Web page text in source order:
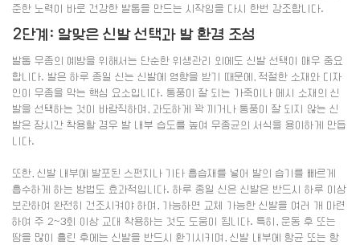
준한 노력이 바로 건강한 발톱을 만드는 시작임을 다시 한번 강조합니다.
2단계: 알맞은 신발 선택과 발 환경 조성
발톱 무좀의 예방을 위해서는 단순한 위생관리 외에도 신발 선택이 매우 중요
합니다. 발은 하루 종일 신는 신발에 영향을 받기 때문에, 적절한 소재와 디자
인이 무좀을 막는 핵심 요소입니다. 통풍이 잘 되는 가죽이나 메시 소재의 신
발을 선택하는 것이 바람직하며, 과도하게 꽉 끼거나 통풍이 잘 되지 않는 신
발은 장시간 착용할 경우 발 내부 습도를 높여 무좀균의 서식을 용이하게 만듭
니다.
또한, 신발 내부에 발포된 스펀지나 기타 흡습재를 넣어 발의 습기를 빠르게
흡수하게 하는 방법도 효과적입니다. 하루 종일 신은 신발은 반드시 하루 이상
보관하여 완전히 건조시켜야 하며, 가능하면 교체 가능한 신발을 여러 개 마련
하여 주 2~3회 이상 교대 착용하는 것도 도움이 됩니다. 특히, 운동 후 또는
땀을 많이 흘린 후에는 신발을 반드시 환기시키며, 신발 내부에 항균 또는 항